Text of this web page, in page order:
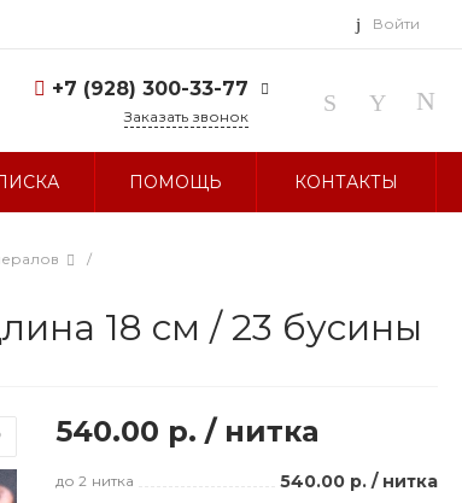
Войти
+7 (928) 300-33-77
г. Ставрополь, ул.
sale@glavbusina.ru
Заказать звонок
ПОМОЩЬ КОНТАКТЫ
/
18 см / 23 бусины
540.00 р./ нитка
до 2 нитка 540.00 р. / нитка